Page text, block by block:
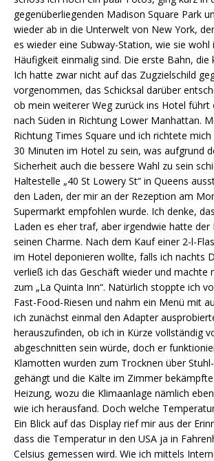
gegenüberliegenden Madison Square Park
wieder ab in die Unterwelt von New York,
es wieder eine Subway-Station, wie sie wohl
Häufigkeit einmalig sind. Die erste Bahn, die
Ich hatte zwar nicht auf das Zugzielschild
vorgenommen, das Schicksal darüber
ob mein weiterer Weg zurück ins Hotel
nach Süden in Richtung Lower Manhattan.
Richtung Times Square und ich richtete
30 Minuten im Hotel zu sein, was aufgrund
Sicherheit auch die bessere Wahl zu sein
Haltestelle „40 St Lowery St“ in Queens
den Laden, der mir an der Rezeption am
Supermarkt empfohlen wurde. Ich denke,
Laden es eher traf, aber irgendwie hatte der
seinen Charme. Nach dem Kauf einer 2-l-
im Hotel deponieren wollte, falls ich nachts
verließ ich das Geschäft wieder und machte
zum „La Quinta Inn“. Natürlich stoppte ich
Fast-Food-Riesen und nahm ein Menü mit
ich zunächst einmal den Adapter
herauszufinden, ob ich in Kürze vollständig
abgeschnitten sein würde, doch er
Klamotten wurden zum Trocknen über
gehängt und die Kälte im Zimmer
Heizung, wozu die Klimaanlage nämlich
wie ich herausfand. Doch welche
Ein Blick auf das Display rief mir aus der
dass die Temperatur in den USA ja in
Celsius gemessen wird. Wie ich mittels